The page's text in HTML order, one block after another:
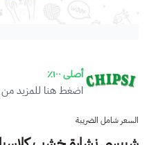
أصلى ١٠٠٪
اضغط هنا للمزيد من
السعر شامل الضريبة